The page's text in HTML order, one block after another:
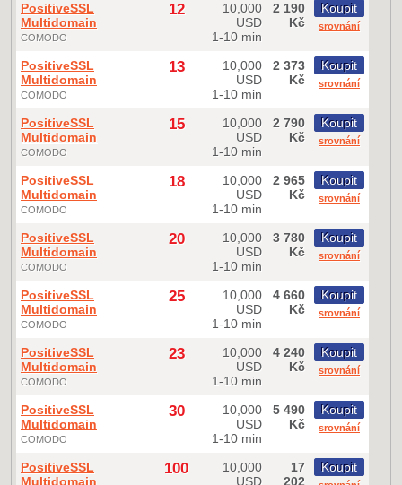
PositiveSSL
Multidomain
COMODO
12
10,000
USD
1-10 min
2 190
Kč
Koupit
srovnání
PositiveSSL
Multidomain
COMODO
13
10,000
USD
1-10 min
2 373
Kč
Koupit
srovnání
PositiveSSL
Multidomain
COMODO
15
10,000
USD
1-10 min
2 790
Kč
Koupit
srovnání
PositiveSSL
Multidomain
COMODO
18
10,000
USD
1-10 min
2 965
Kč
Koupit
srovnání
PositiveSSL
Multidomain
COMODO
20
10,000
USD
1-10 min
3 780
Kč
Koupit
srovnání
PositiveSSL
Multidomain
COMODO
25
10,000
USD
1-10 min
4 660
Kč
Koupit
srovnání
PositiveSSL
Multidomain
COMODO
23
10,000
USD
1-10 min
4 240
Kč
Koupit
srovnání
PositiveSSL
Multidomain
COMODO
30
10,000
USD
1-10 min
5 490
Kč
Koupit
srovnání
PositiveSSL
Multidomain
100
10,000
USD
17
202
Koupit